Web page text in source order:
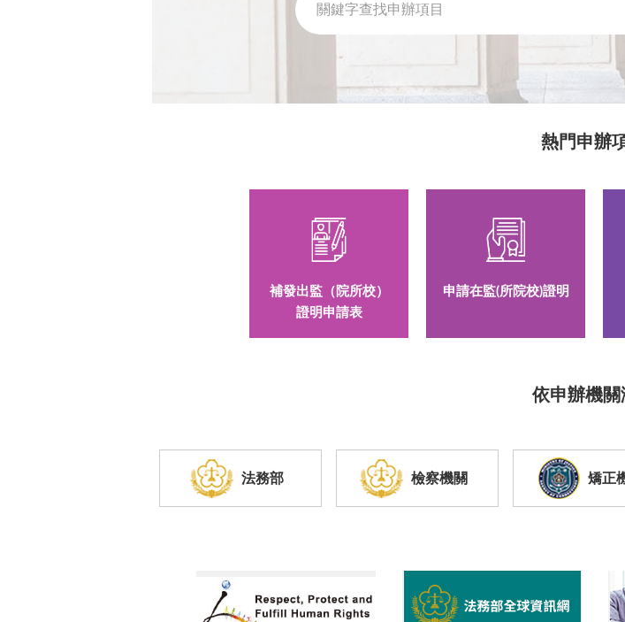
熱門申辦
補發出監（院所校）
證明申請表
申請在監(所院校)證明
依申辦機關
法務部 檢察機關 矯正